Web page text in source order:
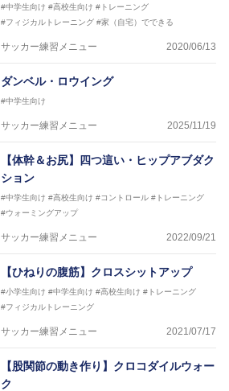
#中学生向け #高校生向け #トレーニング
#フィジカルトレーニング #家（自宅）でできる
サッカー練習メニュー 2020/06/13
ダンベル・ロウイング
#中学生向け
サッカー練習メニュー 2025/11/19
【体幹＆お尻】四つ這い・ヒップアブダク
ション
#中学生向け #高校生向け #コントロール #トレーニング
#ウォーミングアップ
サッカー練習メニュー 2022/09/21
【ひねりの腹筋】クロスシットアップ
#小学生向け #中学生向け #高校生向け #トレーニング
#フィジカルトレーニング
サッカー練習メニュー 2021/07/17
【股関節の動き作り】クロコダイルウォー
ク